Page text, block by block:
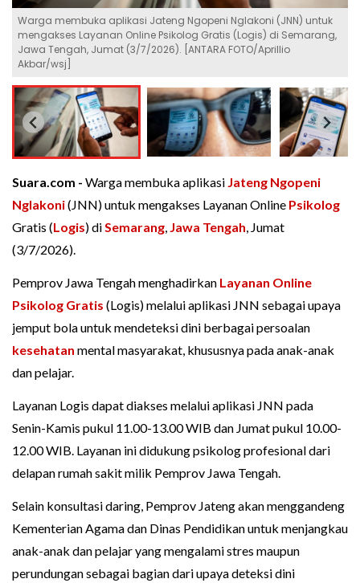
Warga membuka aplikasi Jateng Ngopeni Nglakoni (JNN) untuk
mengakses Layanan Online Psikolog Gratis (Logis) di Semarang,
Jawa Tengah, Jumat (3/7/2026). [ANTARA FOTO/Aprillio
Akbar/wsj]
Suara.com - Warga membuka aplikasi Jateng Ngopeni
Nglakoni(JNN) untuk mengakses Layanan Online Psikolog
Gratis (Logis) diSemarang, Jawa Tengah, Jumat
(3/7/2026).
Pemprov Jawa Tengah menghadirkan Layanan Online
Psikolog Gratis (Logis) melalui aplikasi JNN sebagai upaya
jemput bola untuk mendeteksi dini berbagai persoalan
kesehatan mental masyarakat, khususnya pada anak-anak
dan pelajar.
Layanan Logis dapat diakses melalui aplikasi JNN pada
Senin-Kamis pukul 11.00-13.00 WIB dan Jumat pukul 10.00-
12.00 WIB. Layanan ini didukung psikolog profesional dari
delapan rumah sakit milik Pemprov Jawa Tengah.
Selain konsultasi daring, Pemprov Jateng akan menggandeng
Kementerian Agama dan Dinas Pendidikan untuk menjangkau
anak-anak dan pelajar yang mengalami stres maupun
perundungan sebagai bagian dari upaya deteksi dini